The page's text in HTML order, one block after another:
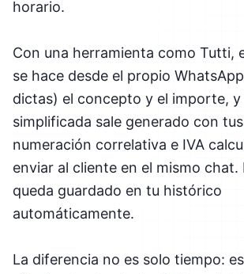
horario.
Con una herramienta como Tutti,
se hace desde el propio
dictas) el concepto y el importe,
simplificada sale generado con
numeración correlativa e IVA
enviar al cliente en el mismo chat.
queda guardado en tu histórico
automáticamente.
La diferencia no es solo tiempo: